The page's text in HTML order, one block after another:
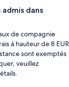
dans
de compagnie
à hauteur de 8 EUR
sont exemptés
veuillez